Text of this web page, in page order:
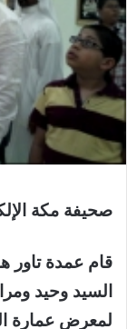
صحيفة مكة
قام عمدة تاور
لمعرض عمارة